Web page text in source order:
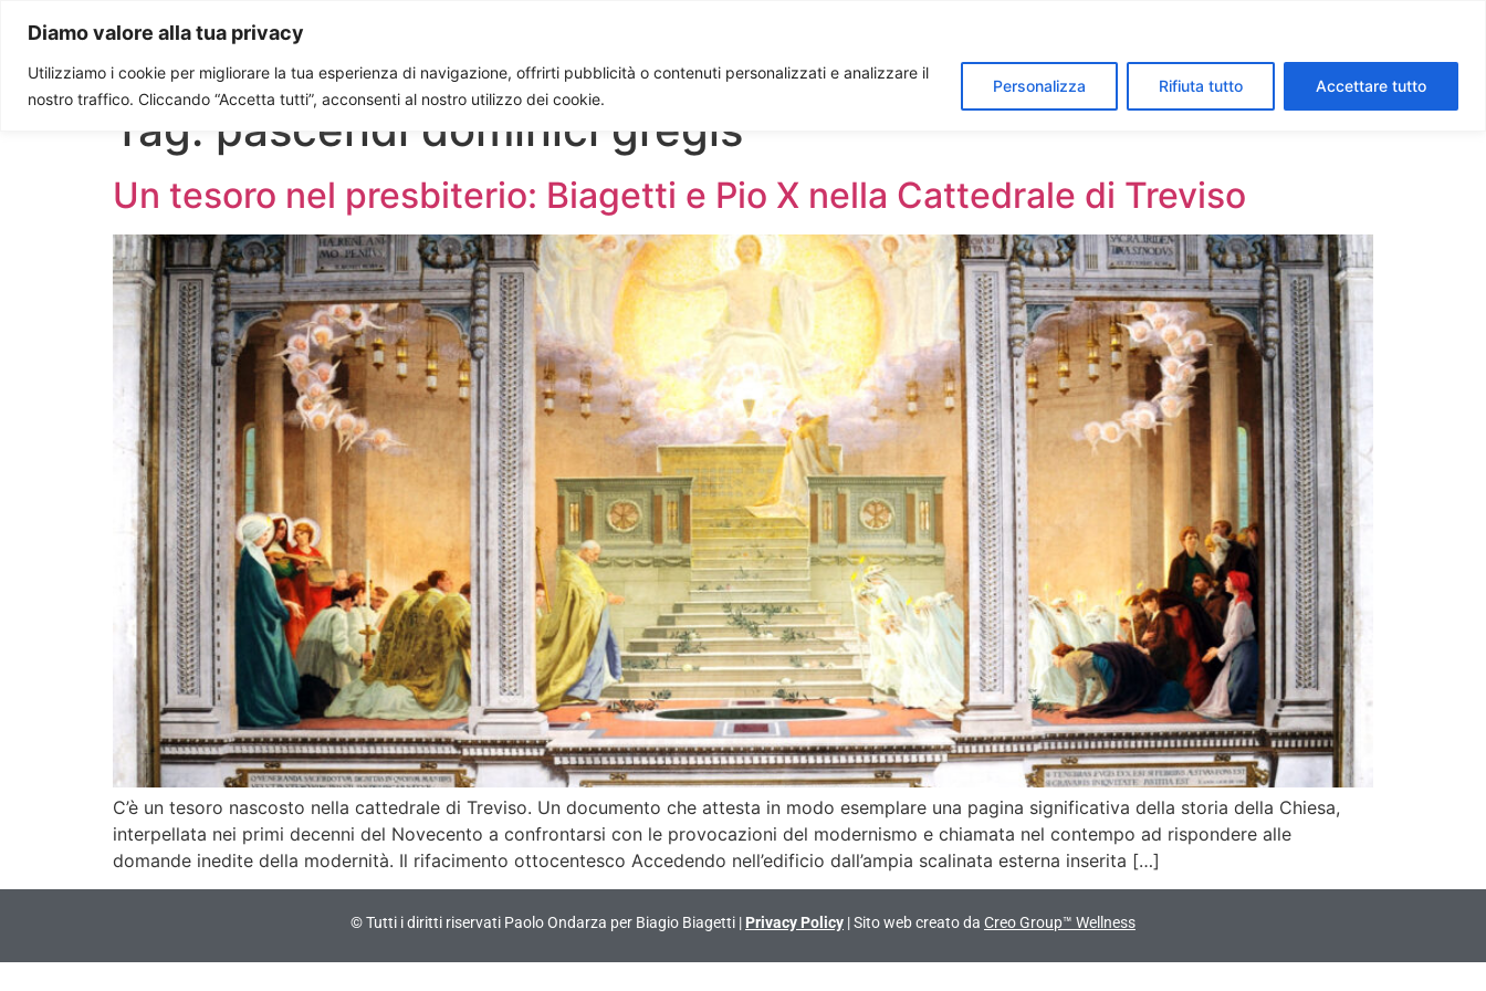
Diamo valore alla tua privacy
Utilizziamo i cookie per migliorare la tua esperienza di navigazione, offrirti pubblicità o contenuti personalizzati e analizzare il
nostro traffico. Cliccando “Accetta tutti”, acconsenti al nostro utilizzo dei cookie.
Personalizza Rifiuta tutto Accettare tutto
Paolo Ondarza
Tag: pascendi dominici gregis
Un tesoro nel presbiterio: Biagetti e Pio X nella Cattedrale di Treviso
C’è un tesoro nascosto nella cattedrale di Treviso. Un documento che attesta in modo esemplare una pagina significativa della storia della Chiesa,
interpellata nei primi decenni del Novecento a confrontarsi con le provocazioni del modernismo e chiamata nel contempo ad rispondere alle
domande inedite della modernità. Il rifacimento ottocentesco Accedendo nell’edificio dall’ampia scalinata esterna inserita […]
© Tutti i diritti riservati Paolo Ondarza per Biagio Biagetti | Privacy Policy | Sito web creato da Creo Group™ Wellness